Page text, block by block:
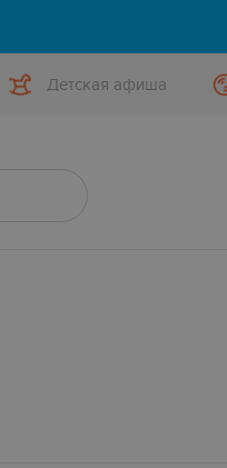
Детская афиша